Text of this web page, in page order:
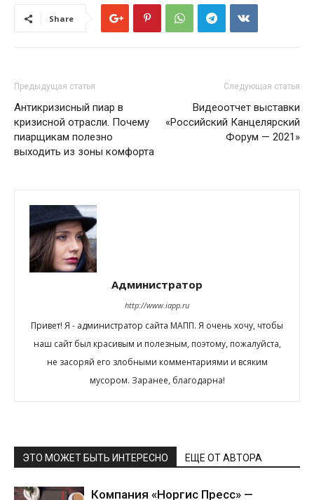
Share
Предыдущая статья
Антикризисный пиар в
кризисной отрасли. Почему
пиарщикам полезно
выходить из зоны комфорта
Следующая статья
Видеоотчет выставки
«Российский Канцелярский
Форум — 2021»
Администратор
http://www.iapp.ru
Привет! Я - администратор сайта МАПП. Я очень хочу, чтобы
наш сайт был красивым и полезным, поэтому, пожалуйста,
не засоряй его злобными комментариями и всяким
мусором. Заранее, благодарна!
ЭТО МОЖЕТ БЫТЬ ИНТЕРЕСНО ЕЩЕ ОТ АВТОРА
Компания «Норгис Пресс» —